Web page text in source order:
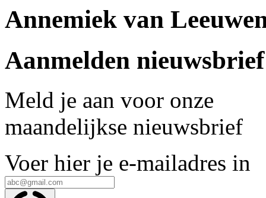
Annemiek van
Aanmelden nieuwsbrief
Meld je aan voor onze
maandelijkse nieuwsbrief
Voer hier je e-mailadres in